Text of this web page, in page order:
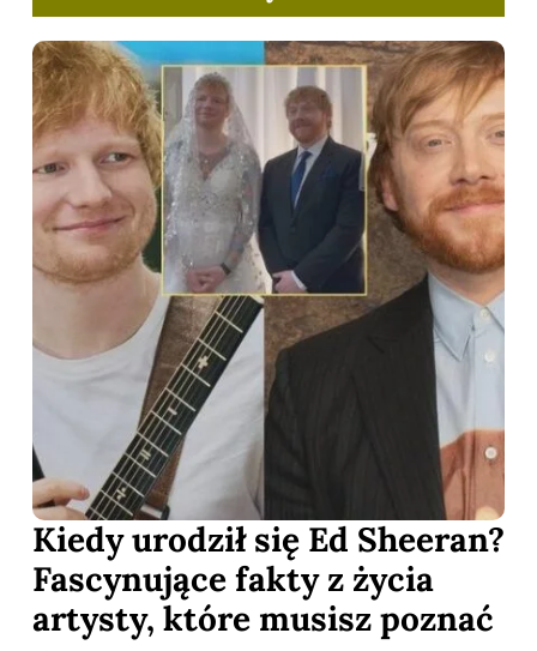
Kiedy urodził się Ed Sheeran?
Fascynujące fakty z życia
artysty, które musisz poznać